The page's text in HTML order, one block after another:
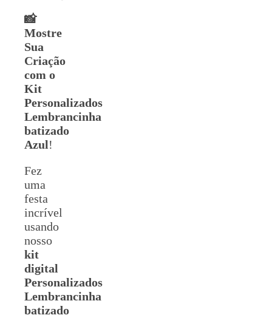
📸
Mostre
Sua
Criação
com o
Kit
Personalizados
Lembrancinha
batizado
Azul!
Fez
uma
festa
incrível
usando
nosso
kit
digital
Personalizados
Lembrancinha
batizado